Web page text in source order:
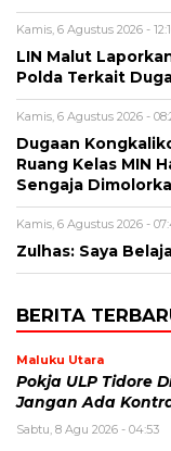
Kamis, 6 Agustus 2026 -
LIN Malut
Polda Terkait
Kamis, 6 Agustus 2026 -
Dugaan
Ruang Kelas MIN
Sengaja
Kamis, 6 Agustus 2026 -
Zulhas: Saya
BERITA
Maluku Utara
Pokja ULP Tidore
Jangan Ada
Sabtu, 8 Agu 2026 - 04:53